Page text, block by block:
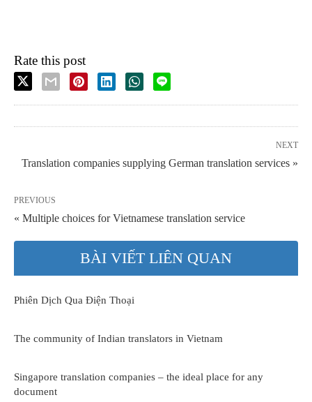
Rate this post
NEXT
Translation companies supplying German translation services »
PREVIOUS
« Multiple choices for Vietnamese translation service
BÀI VIẾT LIÊN QUAN
Phiên Dịch Qua Điện Thoại
The community of Indian translators in Vietnam
Singapore translation companies – the ideal place for any
document